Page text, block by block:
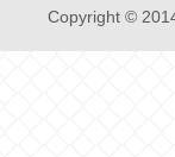
Copyright ©